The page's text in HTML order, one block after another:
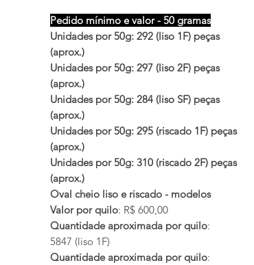
Pedido mínimo e valor - 50 gramas
Unidades por 50g: 292 (liso 1F) peças
(aprox.)
Unidades por 50g: 297 (liso 2F) peças
(aprox.)
Unidades por 50g: 284 (liso SF) peças
(aprox.)
Unidades por 50g: 295 (riscado 1F) peças
(aprox.)
Unidades por 50g: 310 (riscado 2F) peças
(aprox.)
Oval cheio liso e riscado - modelos
Valor por quilo: R$ 600,00
Quantidade aproximada por quilo:
5847 (liso 1F)
Quantidade aproximada por quilo: